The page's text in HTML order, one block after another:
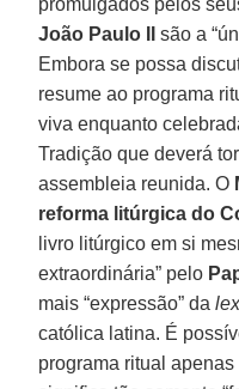
João Paulo II
são a
Embora se possa
resume ao programa
viva enquanto
Tradição que deverá
assembleia reunida. O
reforma litúrgica do
livro litúrgico em si
extraordinária” pelo
mais “expressão” da
católica latina. É
programa ritual